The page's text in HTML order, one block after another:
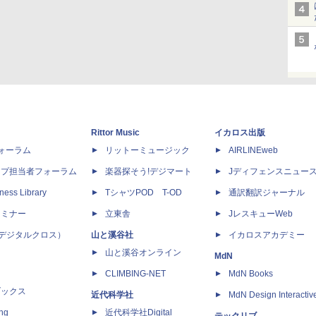
ーラム
担当者フォーラム
Library
ナー
ジタルクロス）
クス
Rittor Music
リットーミュージック
楽器探そう!デジマート
TシャツPOD T-OD
立東舎
山と溪谷社
山と溪谷オンライン
CLIMBING-NET
近代科学社
近代科学社Digital
イカロス出版
AIRLINEweb
Jディフェンスニュー
通訳翻訳ジャーナル
JレスキューWeb
イカロスアカデミー
MdN
MdN Books
MdN Design